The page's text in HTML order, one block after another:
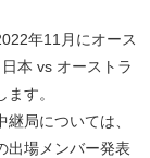
年11月にオース
本 vs オーストラ
す。
局については、
出場メンバー発表